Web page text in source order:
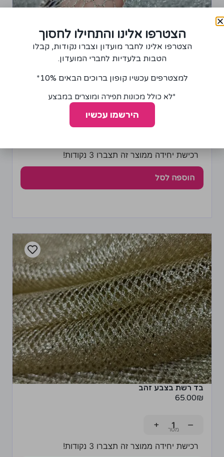
בד רשת בצבע כסף
רכישת יחידה ממוצר זה תצברו 3 נקודות!
הוספה לסל
בד רשת בצבע זהב
65.00₪
−
+
רכישת יחידה ממוצר זה תצברו 3 נקודות!
הצטרפו אלינו והתחילו לחסוך
הצטרפו אלינו לחבר מועדון וצברו נקודות, קבלו
הטבות בלעדיות לחברי המועדון.
למצטרפים עכשיו קופון ברוכים הבאים 10%*
*לא כולל מכונות תפירה ומוצרים במבצע
הירשמו עכשיו